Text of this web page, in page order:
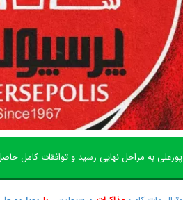
پورعلی به مراحل نهایی رسید و توافقات کامل